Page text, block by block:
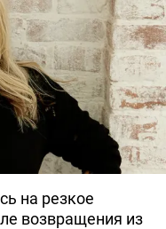
на резкое
возвращения из